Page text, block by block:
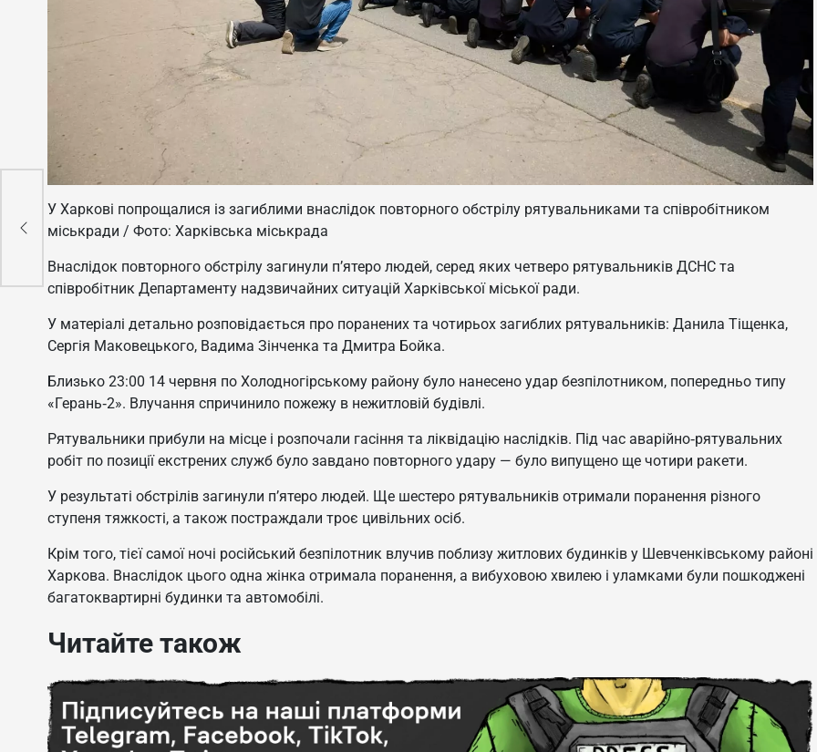
У Харкові попрощалися із загиблими внаслідок повторного обстрілу рятувальниками та співробітником
міськради / Фото: Харківська міськрада
Внаслідок повторного обстрілу загинули п’ятеро людей, серед яких четверо рятувальників ДСНС та
співробітник Департаменту надзвичайних ситуацій Харківської міської ради.
У матеріалі детально розповідається про поранених та чотирьох загиблих рятувальників: Данила Тіщенка,
Сергія Маковецького, Вадима Зінченка та Дмитра Бойка.
Близько 23:00 14 червня по Холодногірському району було нанесено удар безпілотником, попередньо типу
«Герань‑2». Влучання спричинило пожежу в нежитловій будівлі.
Рятувальники прибули на місце і розпочали гасіння та ліквідацію наслідків. Під час аварійно‑рятувальних
робіт по позиції екстрених служб було завдано повторного удару — було випущено ще чотири ракети.
У результаті обстрілів загинули п’ятеро людей. Ще шестеро рятувальників отримали поранення різного
ступеня тяжкості, а також постраждали троє цивільних осіб.
Крім того, тієї самої ночі російський безпілотник влучив поблизу житлових будинків у Шевченківському районі
Харкова. Внаслідок цього одна жінка отримала поранення, а вибуховою хвилею і уламками були пошкоджені
багатоквартирні будинки та автомобілі.
Читайте також